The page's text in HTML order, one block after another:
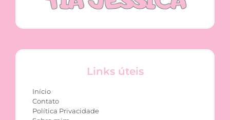
Links úteis
Início
Contato
Política Privacidade